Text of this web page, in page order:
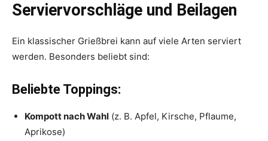
Serviervorschläge und Beilagen
Ein klassischer Grießbrei kann auf viele Arten serviert
werden. Besonders beliebt sind:
Beliebte Toppings:
Kompott nach Wahl (z. B. Apfel, Kirsche, Pflaume,
Aprikose)